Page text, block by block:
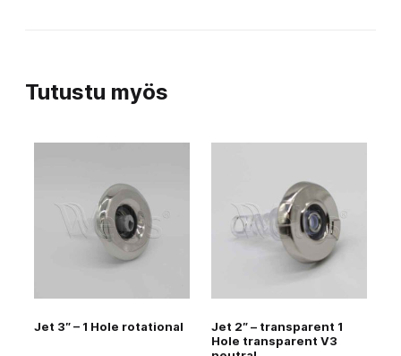
Tutustu myös
Jet 3″ – 1 Hole rotational
Jet 2″ – transparent 1
Hole transparent V3